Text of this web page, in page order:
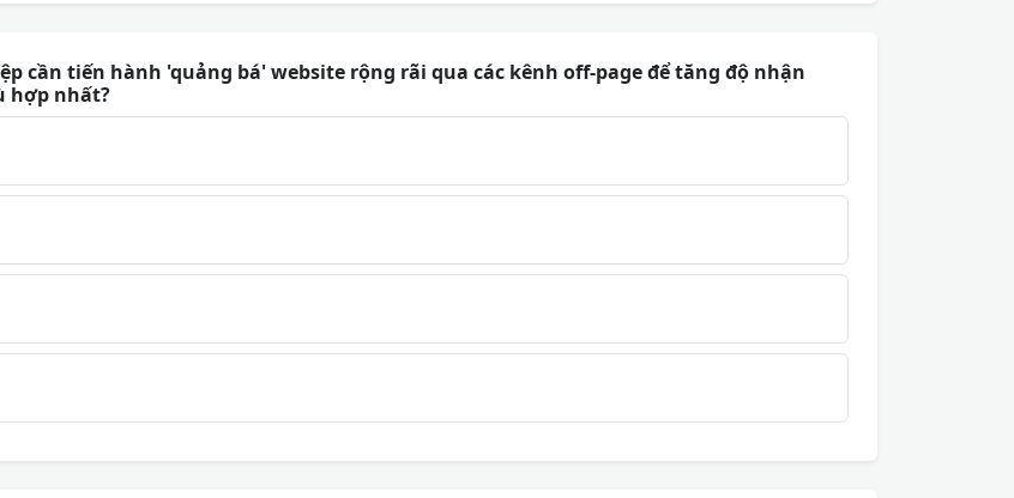
cần tiến hành 'quảng bá' website rộng rãi qua các kênh off-page để tăng độ nhận
hợp nhất?